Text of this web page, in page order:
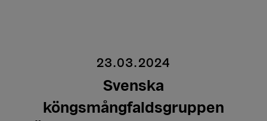
23.03.2024
Svenska
köngsmångfaldsgruppen